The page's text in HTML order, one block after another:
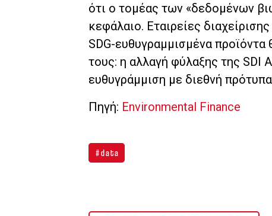
ότι ο τομέας των «δεδομένων
κεφάλαιο. Εταιρείες
SDG-ευθυγραμμισμένα
τους: η αλλαγή φύλαξης της SDI
ευθυγράμμιση με διεθνή
Πηγή: Environmental Finance
data